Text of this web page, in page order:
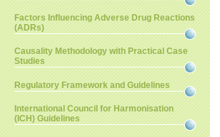
Factors Influencing Adverse Drug Reactions
(ADRs)
Causality Methodology with Practical Case
Studies
Regulatory Framework and Guidelines
International Council for Harmonisation
(ICH) Guidelines